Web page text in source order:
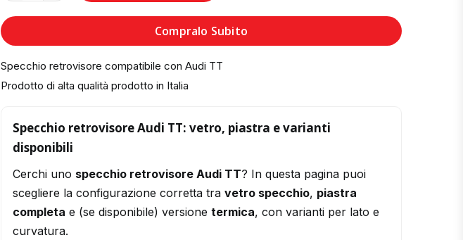
Compralo Subito
Specchio retrovisore compatibile con Audi TT
Prodotto di alta qualità prodotto in Italia
Specchio retrovisore Audi TT: vetro, piastra e varianti
disponibili
Cerchi uno specchio retrovisore Audi TT? In questa pagina puoi
scegliere la configurazione corretta tra vetro specchio, piastra
completa e (se disponibile) versione termica, con varianti per lato e
curvatura.